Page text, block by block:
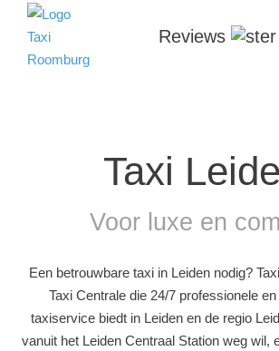
Reviews
Taxi
Voor luxe en
Een betrouwbare taxi in Leiden nodig?
Taxi Centrale die 24/7 professionele
taxiservice biedt in Leiden en de regio
vanuit het Leiden Centraal Station weg wil,